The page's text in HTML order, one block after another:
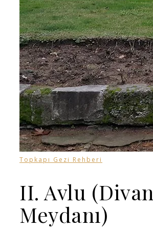
Topkapı Gezi Rehberi
II. Avlu (Divan
Meydanı)